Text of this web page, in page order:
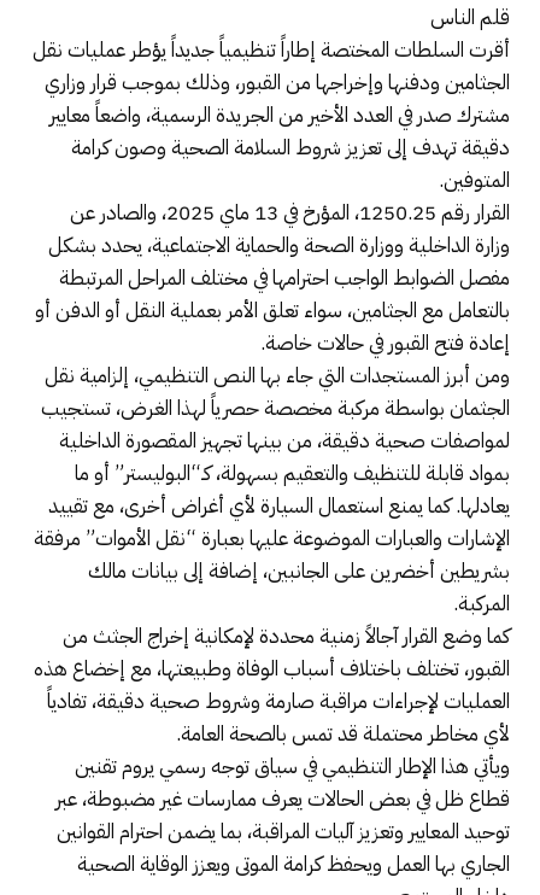
قلم الناس
أقرت السلطات المختصة إطاراً تنظيمياً جديداً يؤطر عمليات نقل
الجثامين ودفنها وإخراجها من القبور، وذلك بموجب قرار وزاري
مشترك صدر في العدد الأخير من الجريدة الرسمية، واضعاً معايير
دقيقة تهدف إلى تعزيز شروط السلامة الصحية وصون كرامة
المتوفين.
القرار رقم 1250.25، المؤرخ في 13 ماي 2025، والصادر عن
وزارة الداخلية ووزارة الصحة والحماية الاجتماعية، يحدد بشكل
مفصل الضوابط الواجب احترامها في مختلف المراحل المرتبطة
بالتعامل مع الجثامين، سواء تعلق الأمر بعملية النقل أو الدفن أو
إعادة فتح القبور في حالات خاصة.
ومن أبرز المستجدات التي جاء بها النص التنظيمي، إلزامية نقل
الجثمان بواسطة مركبة مخصصة حصرياً لهذا الغرض، تستجيب
لمواصفات صحية دقيقة، من بينها تجهيز المقصورة الداخلية
بمواد قابلة للتنظيف والتعقيم بسهولة، كـ“البوليستر” أو ما
يعادلها. كما يمنع استعمال السيارة لأي أغراض أخرى، مع تقييد
الإشارات والعبارات الموضوعة عليها بعبارة “نقل الأموات” مرفقة
بشريطين أخضرين على الجانبين، إضافة إلى بيانات مالك
المركبة.
كما وضع القرار آجالاً زمنية محددة لإمكانية إخراج الجثث من
القبور، تختلف باختلاف أسباب الوفاة وطبيعتها، مع إخضاع هذه
العمليات لإجراءات مراقبة صارمة وشروط صحية دقيقة، تفادياً
لأي مخاطر محتملة قد تمس بالصحة العامة.
ويأتي هذا الإطار التنظيمي في سياق توجه رسمي يروم تقنين
قطاع ظل في بعض الحالات يعرف ممارسات غير مضبوطة، عبر
توحيد المعايير وتعزيز آليات المراقبة، بما يضمن احترام القوانين
الجاري بها العمل ويحفظ كرامة الموتى ويعزز الوقاية الصحية